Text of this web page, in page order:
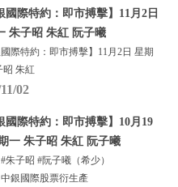
國際特約：即市搏擊】11月2日
朱子昭 朱紅 阮子曦
國際特約：即市搏擊】11月2日 星期
昭 朱紅
02
國際特約：即市搏擊】10月19
一 朱子昭 朱紅 阮子曦
朱子昭 #阮子曦（希少）
銀國際股票衍生產